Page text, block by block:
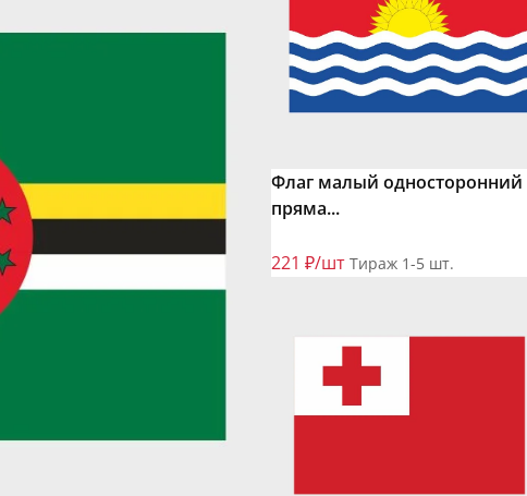
Флаг малый односторонний
пряма...
221 ₽/шт Тираж 1-5 шт.